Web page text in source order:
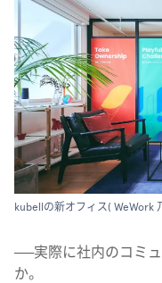
kubellの新オフィス( WeWork
──実際に社内のコミ
か。